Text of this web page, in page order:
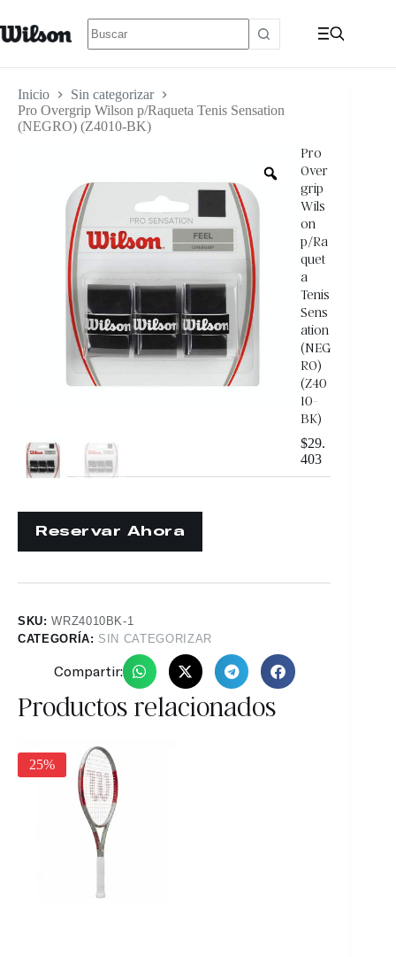
Inicio
Sin categorizar
Pro Overgrip Wilson p/Raqueta Tenis Sensation
(NEGRO) (Z4010-BK)
Pro
Over
grip
Wils
on
p/Ra
quet
a
Tenis
Sens
ation
(NEG
RO)
(Z40
10-
BK)
$29.
403
SKU:WRZ4010BK-1
CATEGORÍA: SIN CATEGORIZAR
Compartir:
Productos relacionados
25%